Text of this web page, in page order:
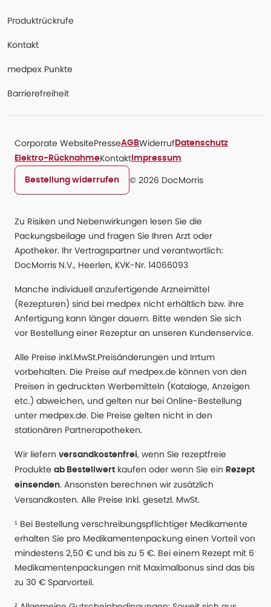
Produktrückrufe
Kontakt
medpex Punkte
Barrierefreiheit
Corporate WebsitePresseAGBWiderruf Datenschutz
Elektro-RücknahmeKontakt Impressum
Bestellung widerrufen © 2026 DocMorris
Zu Risiken und Nebenwirkungen lesen Sie die
Packungsbeilage und fragen Sie Ihren Arzt oder
Apotheker. Ihr Vertragspartner und verantwortlich:
DocMorris N.V., Heerlen, KVK-Nr. 14066093
Manche individuell anzufertigende Arzneimittel
(Rezepturen) sind bei medpex nicht erhältlich bzw. ihre
Anfertigung kann länger dauern. Bitte wenden Sie sich
vor Bestellung einer Rezeptur an unseren Kundenservice.
Alle Preise inkl.MwSt.Preisänderungen und Irrtum
vorbehalten. Die Preise auf medpex.de können von den
Preisen in gedruckten Werbemitteln (Kataloge, Anzeigen
etc.) abweichen, und gelten nur bei Online-Bestellung
unter medpex.de. Die Preise gelten nicht in den
stationären Partnerapotheken.
Wir liefern versandkostenfrei, wenn Sie rezeptfreie
Produkte ab Bestellwert kaufen oder wenn Sie ein Rezept
einsenden. Ansonsten berechnen wir zusätzlich
Versandkosten. Alle Preise Inkl. gesetzl. MwSt.
¹ Bei Bestellung verschreibungspflichtiger Medikamente
erhalten Sie pro Medikamentenpackung einen Vorteil von
mindestens 2,50 € und bis zu 5 €. Bei einem Rezept mit 6
Medikamentenpackungen mit Maximalbonus sind das bis
zu 30 € Sparvorteil.